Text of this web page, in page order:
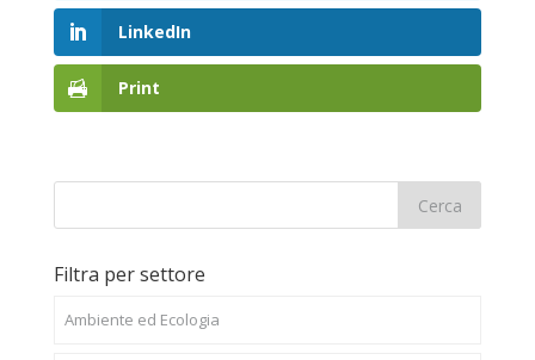
LinkedIn
Print
Filtra per settore
Ambiente ed Ecologia